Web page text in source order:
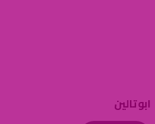
ابو تالين